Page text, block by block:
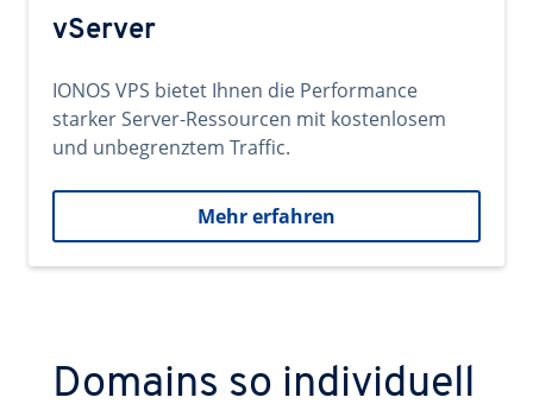
vServer
IONOS VPS bietet Ihnen die Performance
starker Server-Ressourcen mit kostenlosem
und unbegrenztem Traffic.
Mehr erfahren
Domains so individuell